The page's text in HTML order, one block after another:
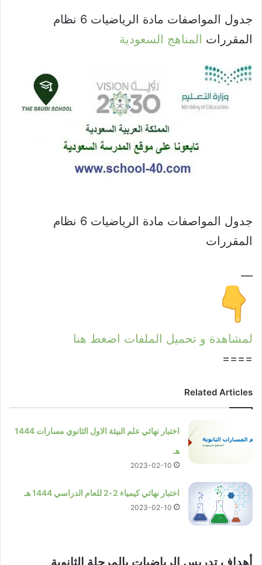
جدول المواصفات مادة الرياضيات 6 نظام
المقررات المناهج السعودية
جدول المواصفات مادة الرياضيات 6 نظام
المقررات
—
لمشاهدة و تحميل الملفات اضغط هنا
====
Related Articles
اختبار نهائي علم البيئة الاول الثانوي مسارات 1444
هـ
2023-02-10
اختبار نهائي كيمياء 2-2 للعام الدراسي 1444 هـ
2023-02-10